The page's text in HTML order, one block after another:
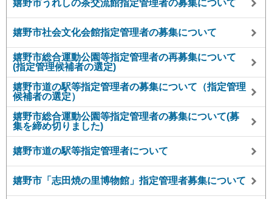
嬉野市うれしの茶交流館指定管理者の募集について
嬉野市社会文化会館指定管理者の募集について
嬉野市総合運動公園等指定管理者の再募集について
(指定管理候補者の選定)
嬉野市道の駅等指定管理者の募集について（指定管理
候補者の選定）
嬉野市総合運動公園等指定管理者の募集について(募
集を締め切りました)
嬉野市道の駅等指定管理者について
嬉野市「志田焼の里博物館」指定管理者募集について